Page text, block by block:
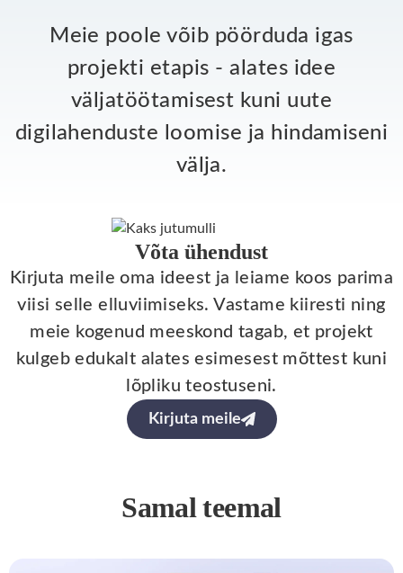
Meie poole võib pöörduda igas
projekti etapis - alates idee
väljatöötamisest kuni uute
digilahenduste loomise ja hindamiseni
välja.
Võta ühendust
Kirjuta meile oma ideest ja leiame koos parima
viisi selle elluviimiseks. Vastame kiiresti ning
meie kogenud meeskond tagab, et projekt
kulgeb edukalt alates esimesest mõttest kuni
lõpliku teostuseni.
Kirjuta meile
Samal teemal